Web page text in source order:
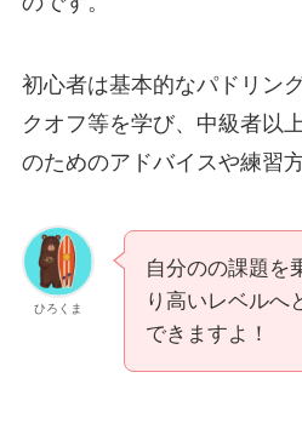
初心者は基本的なパドリン
クオフ等を学び、中級者以
のためのアドバイスや練習
ひろくま
自分のの課題を
り高いレベルへ
できますよ！